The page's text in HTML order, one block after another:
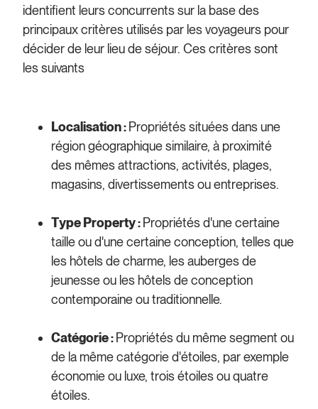
identifient leurs concurrents sur la base des
principaux critères utilisés par les voyageurs pour
décider de leur lieu de séjour. Ces critères sont
les suivants
Localisation : Propriétés situées dans une
région géographique similaire, à proximité
des mêmes attractions, activités, plages,
magasins, divertissements ou entreprises.
Type Property : Propriétés d'une certaine
taille ou d'une certaine conception, telles que
les hôtels de charme, les auberges de
jeunesse ou les hôtels de conception
contemporaine ou traditionnelle.
Catégorie : Propriétés du même segment ou
de la même catégorie d'étoiles, par exemple
économie ou luxe, trois étoiles ou quatre
étoiles.